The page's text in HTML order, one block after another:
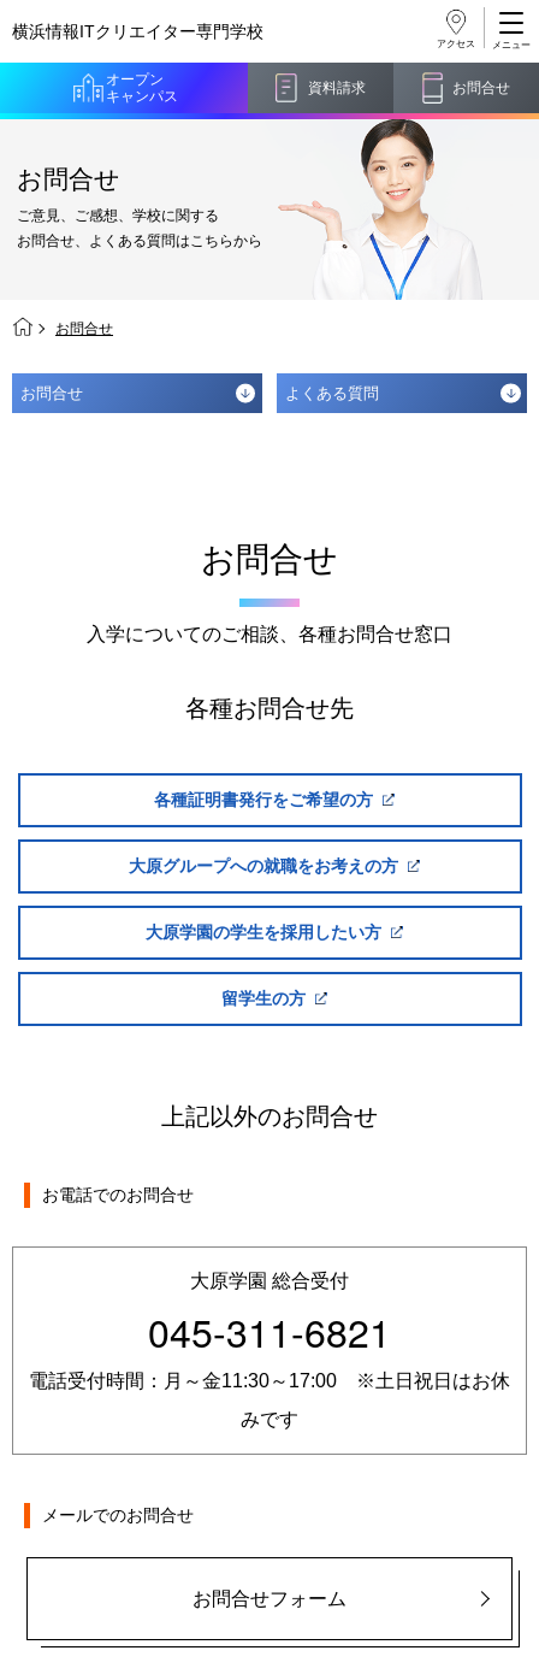
横浜情報ITクリエイター専門学校
オープン
キャンパス
資料請求 お問合せ
アクセス
お問合せ
ご意見、ご感想、学校に関する
お問合せ、よくある質問はこちらから
お問合せ
お問合せ よくある質問
お問合せ
入学についてのご相談、各種お問合せ窓口
各種お問合せ先
各種証明書発行をご希望の方
大原グループへの就職をお考えの方
大原学園の学生を採用したい方
留学生の方
上記以外のお問合せ
お電話でのお問合せ
大原学園 総合受付
045-311-6821
電話受付時間：月～金11:30～17:00 ※土日祝日はお休
みです
メールでのお問合せ
お問合せフォーム